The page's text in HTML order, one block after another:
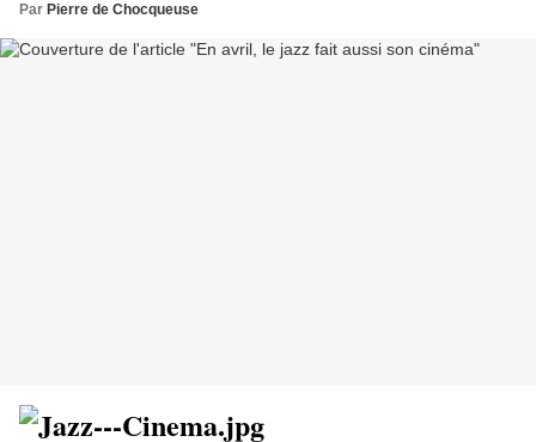
Par Pierre de Chocqueuse